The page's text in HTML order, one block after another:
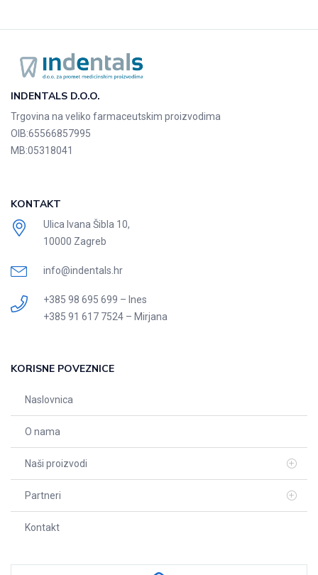
INDENTALS D.O.O.
Trgovina na veliko farmaceutskim proizvodima
OIB:65566857995
MB:05318041
KONTAKT
Ulica Ivana Šibla 10,
10000 Zagreb
info@indentals.hr
+385 98 695 699 – Ines
+385 91 617 7524 – Mirjana
KORISNE POVEZNICE
Naslovnica
O nama
Naši proizvodi
Partneri
Kontakt